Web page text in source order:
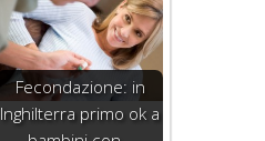
Fecondazione: in
Inghilterra primo ok a